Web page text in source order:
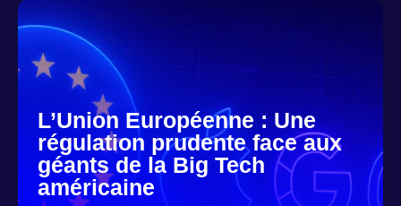
L’Union Européenne : Une
régulation prudente face aux
géants de la Big Tech
américaine